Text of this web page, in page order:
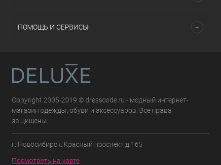
ПОМОЩЬ И СЕРВИСЫ
Copyright 2005-2019 © dresscode.ru - модный интернет-
магазин одежды, обуви и аксессуаров. Все права
защищены.
г. Новосибирск. Красный проспект д.165
Посмотреть на карте